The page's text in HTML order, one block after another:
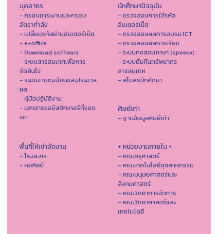
บุคลากร
- กรอบภาระงานและกรอบ
อัตรากำลัง
- เปลี่ยนรหัสผ่านอินเตอร์เน็ต
- e-office
- Download software
- ระบบสารสนเทศเพื่อการ
ตัดสินใจ
- ระบบงานทะเบียนและประมวล
ผล
- คู่มือปฏิบัติงาน
- เอกสารขอมีสติกเกอร์ที่จอด
รถ
นักศึกษาปัจจุบัน
- ตรวจสอบการใช้รหัส
อินเตอร์เน็ต
- ตรวจสอบผลการอบรม ICT
- ตรวจสอบผลการเรียน
- ระบบทดสอบภาษา (speexx)
- ระบบยืมคืนทรัพยากร
สารสนเทศ
- สโมสรนักศึกษา
ศิษย์เก่า
- ฐานข้อมูลศิษย์เก่า
พื้นที่ให้เช่าจัดงาน
- โรงละคร
- หอศิลป์
+ หน่วยงานภายใน +
- คณะครุศาสตร์
- คณะเทคโนโลยีอุตสาหกรรม
- คณะมนุษยศาสตร์และ
สังคมศาสตร์
- คณะวิทยาการจัดการ
- คณะวิทยาศาสตร์และ
เทคโนโลยี